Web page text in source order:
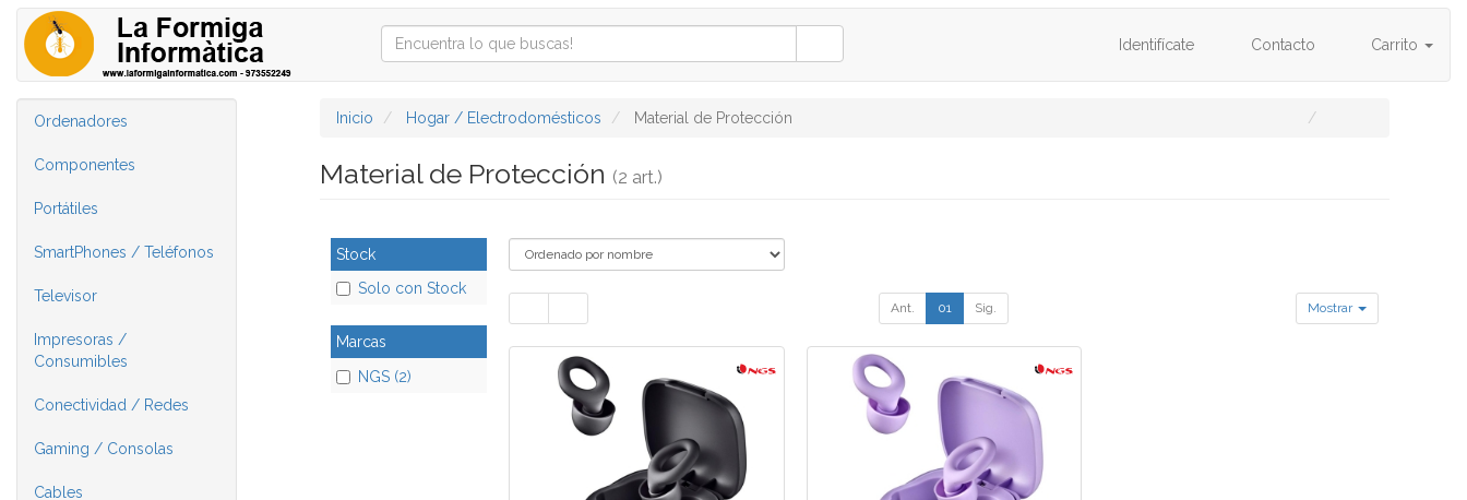
Identifícate Contacto Carrito
Ordenadores
Componentes
Portátiles
SmartPhones / Teléfonos
Televisor
Impresoras /
Consumibles
Conectividad / Redes
Gaming / Consolas
Cables
Inicio Hogar / Electrodomésticos Material de Protección
Material de Protección (2 art.)
Stock
Solo con Stock
Marcas
NGS (2)
Ant. 01 Sig. Mostrar